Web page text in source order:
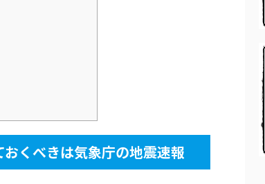
くべきは気象庁の地震速報